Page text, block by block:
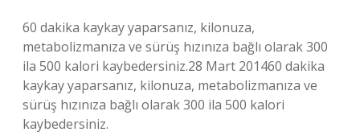
60 dakika kaykay yaparsanız, kilonuza,
metabolizmanıza ve sürüş hızınıza bağlı olarak 300
ila 500 kalori kaybedersiniz.28 Mart 201460 dakika
kaykay yaparsanız, kilonuza, metabolizmanıza ve
sürüş hızınıza bağlı olarak 300 ila 500 kalori
kaybedersiniz.